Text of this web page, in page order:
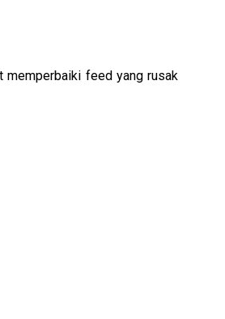
memperbaiki feed yang rusak